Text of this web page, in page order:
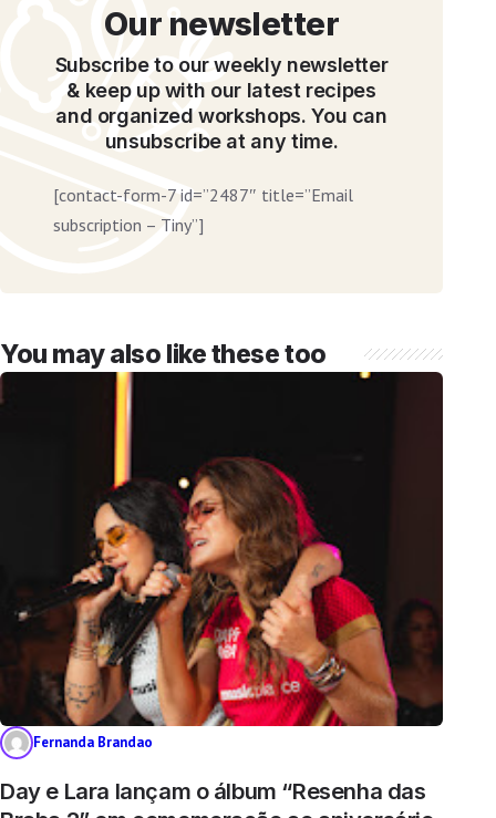
Our newsletter
Subscribe to our weekly newsletter
& keep up with our latest recipes
and organized workshops. You can
unsubscribe at any time.
[contact-form-7 id=”2487″ title=”Email
subscription – Tiny”]
You may also like these too
Fernanda Brandao
Day e Lara lançam o álbum “Resenha das